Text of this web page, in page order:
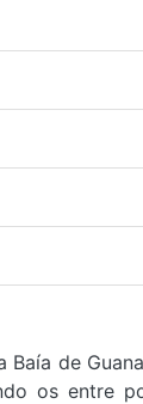
de
os entre